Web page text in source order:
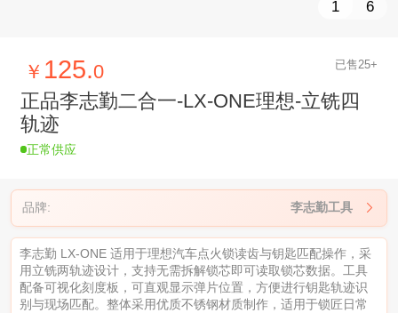
1 6
￥ 125.0 已售25+
正品李志勤二合一-LX-ONE理想-立铣四
轨迹
正常供应
品牌: 李志勤工具 
李志勤 LX-ONE 适用于理想汽车点火锁读齿与钥匙匹配操作，采
用立铣两轨迹设计，支持无需拆解锁芯即可读取锁芯数据。工具
配备可视化刻度板，可直观显示弹片位置，方便进行钥匙轨迹识
别与现场匹配。整体采用优质不锈钢材质制作，适用于锁匠日常